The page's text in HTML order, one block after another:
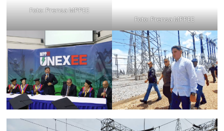
Foto: Prensa MPPEE
Foto: Prensa MPPEE